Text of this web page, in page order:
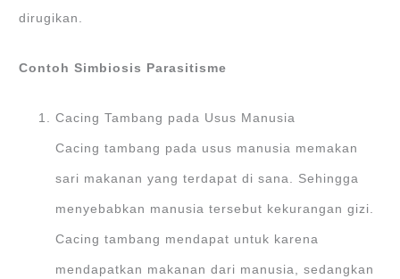
dirugikan.
Contoh Simbiosis Parasitisme
Cacing Tambang pada Usus Manusia
Cacing tambang pada usus manusia memakan
sari makanan yang terdapat di sana. Sehingga
menyebabkan manusia tersebut kekurangan gizi.
Cacing tambang mendapat untuk karena
mendapatkan makanan dari manusia, sedangkan